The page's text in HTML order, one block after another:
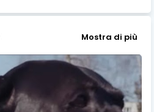
Mostra di più